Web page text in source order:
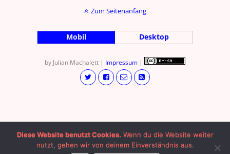
Zum Seitenanfang
Mobil Desktop
by Julian Machalett | Impressum |
Diese Website benutzt Cookies. Wenn du die Website weiter
nutzt, gehen wir von deinem Einverständnis aus.